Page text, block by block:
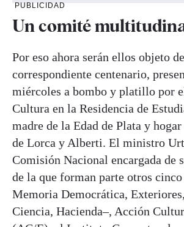
PUBLICIDAD
Un comité
Por eso ahora serán ellos objeto
correspondiente centenario,
miércoles a bombo y platillo por
Cultura en la Residencia de
madre de la Edad de Plata y
de Lorca y Alberti. El ministro
Comisión Nacional encargada de
de la que forman parte otros
Memoria Democrática,
Ciencia, Hacienda–, Acción